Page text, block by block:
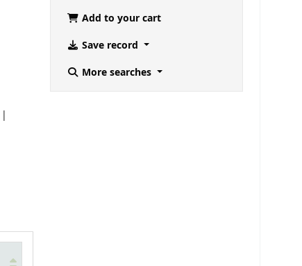
Add to your cart
Save record
More searches